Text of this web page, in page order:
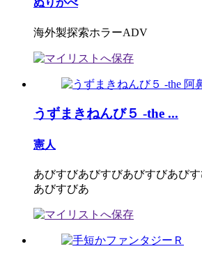
ぬりかべ
海外製探索ホラーADV
うずまきねんび５ -the ...
憲人
あびすびあびすびあびすびあび
あびすびあ